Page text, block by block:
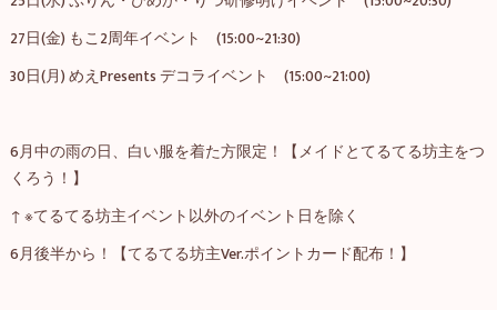
27日(金) もこ2周年イベント (15:00~21:30)
30日(月) めえPresents デコライベント (15:00~21:00)
6月中の雨の日、白い服を着た方限定！【メイドとてるてる坊主をつ
くろう！】
↑ ※てるてる坊主イベント以外のイベント日を除く
6月後半から！【てるてる坊主Ver.ポイントカード配布！】